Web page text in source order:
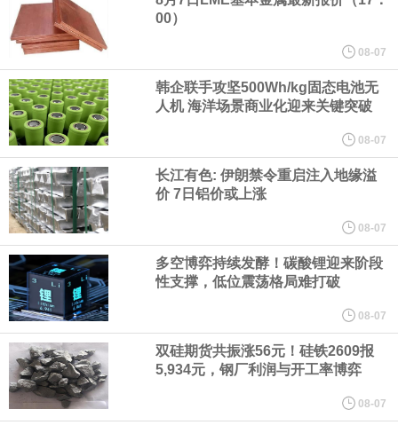
美国总统特朗普6日否认他对国防部长赫格塞思不满，称对赫格塞思
所做的工作“非常满意”。特朗普在社交媒体上发帖称，一些媒体有关
他与赫格塞思就弹药短缺问题发生冲突的报道是“完全没有根据的谣
言”，他对赫格塞思所做的工作“非常满意”。
纽约期银突破64美元/盎司，日内涨3.91%。
据报道，威刚近日在法说会上表示，在需求增加、价格走高及货源
稳定的三大有利因素带动下，预期第3季度营运将优于第2季度，并
进一步扩大全年营运成果。
美国国会预算办公室（CBO）于当地时间5日发布报告称，美国海军
00）
08-07
韩企联手攻坚500Wh/kg固态电池无
人机 海洋场景商业化迎来关键突破
08-07
长江有色: 伊朗禁令重启注入地缘溢
价 7日铝价或上涨
08-07
多空博弈持续发酵！碳酸锂迎来阶段
性支撑，低位震荡格局难打破
08-07
双硅期货共振涨56元！硅铁2609报
5,934元，钢厂利润与开工率博弈
08-07